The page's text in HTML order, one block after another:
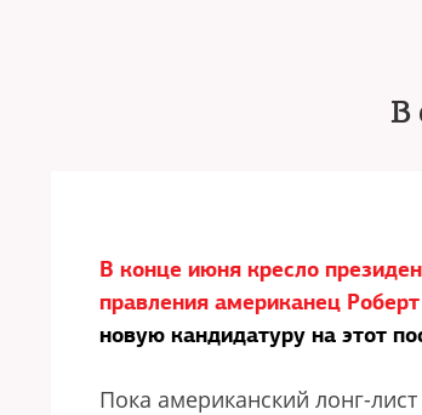
В
В конце июня кресло
правления американец
новую кандидатуру на этот
Пока американский лонг-